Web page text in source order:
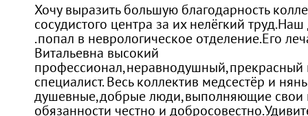
Хочу выразить большую благодарность
сосудистого центра за их нелёгкий
.попал в неврологическое отделение.Его
Витальевна высокий
профессионал,неравнодушный,прекрасный
специалист. Весь коллектив медсестёр и
душевные,добрые люди,выполняющие свои
обязанности честно и